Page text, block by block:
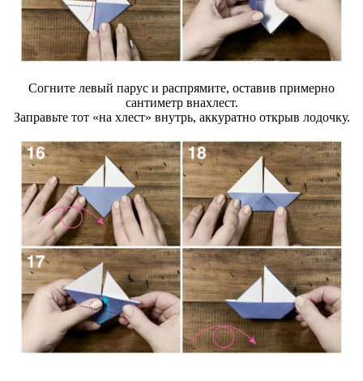
Согните левый парус и распрямите, оставив примерно
сантиметр внахлест.
Заправьте тот «на хлест» внутрь, аккуратно открыв лодочку.